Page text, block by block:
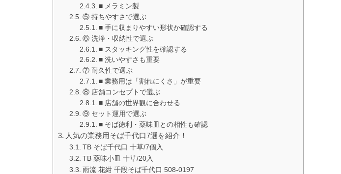
■ メラミン製
⑤ 持ちやすさで選ぶ
■ 手に収まりやすい形状か確認する
⑥ 洗浄・収納性で選ぶ
■ スタッキング性を確認する
■ 洗いやすさも重要
⑦ 耐久性で選ぶ
■ 業務用は「割れにくさ」が重要
⑧ 店舗コンセプトで選ぶ
■ 店舗の世界観に合わせる
⑨ セット運用で選ぶ
■ そば徳利・薬味皿との相性も確認
人気の業務用そば千代口7選を紹介！
TB そば千代口 十草/7個入
TB 薬味小皿 十草/20入
雨流 花紺 千段そば千代口 508-0197